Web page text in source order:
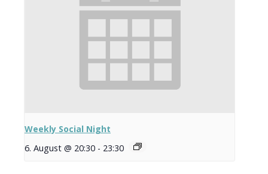
Weekly Social Night
6. August @ 20:30 - 23:30